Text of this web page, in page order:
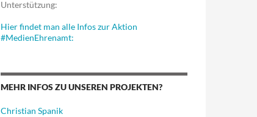
Unterstützung:
Hier findet man alle Infos zur Aktion
#MedienEhrenamt:
MEHR INFOS ZU UNSEREN PROJEKTEN?
Christian Spanik